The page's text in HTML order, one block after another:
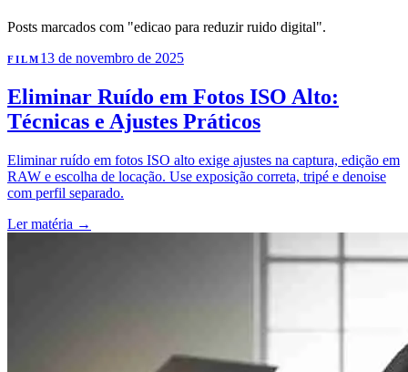
Posts marcados com "edicao para reduzir ruido digital".
FILM 13 de novembro de 2025
Eliminar Ruído em Fotos ISO Alto:
Técnicas e Ajustes Práticos
Eliminar ruído em fotos ISO alto exige ajustes na captura, edição em
RAW e escolha de locação. Use exposição correta, tripé e denoise
com perfil separado.
Ler matéria →